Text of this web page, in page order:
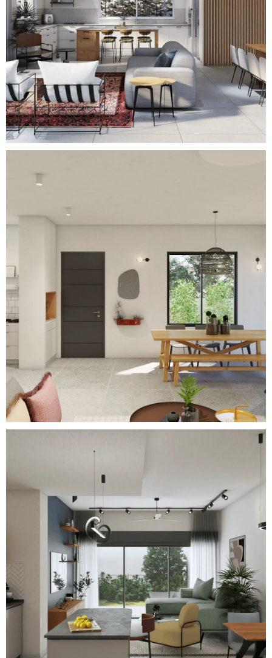
Eclectic Minimalism
Urban Retreat
Colorful Vibes